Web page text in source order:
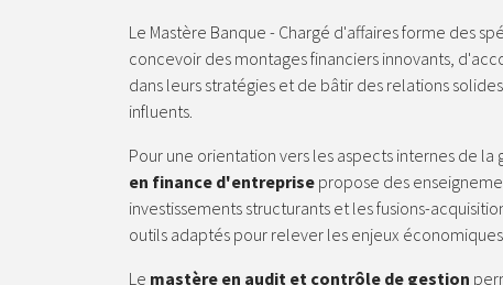
Le Mastère Banque - Chargé d'affaires forme des
concevoir des montages financiers innovants,
dans leurs stratégies et de bâtir des relations
influents.
Pour une orientation vers les aspects internes de la
en finance d'entreprise propose des
investissements structurants et les fusions-
outils adaptés pour relever les enjeux
Le mastère en audit et contrôle de gestion